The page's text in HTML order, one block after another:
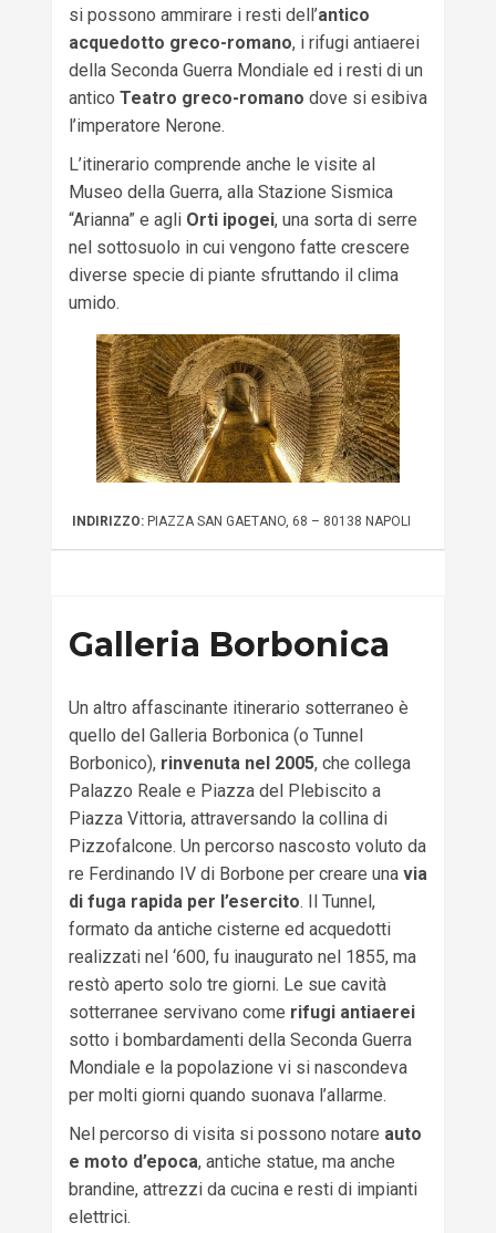
si possono ammirare i resti dell’antico
acquedotto greco-romano, i rifugi antiaerei
della Seconda Guerra Mondiale ed i resti di un
antico Teatro greco-romano dove si esibiva
l’imperatore Nerone.
L’itinerario comprende anche le visite al
Museo della Guerra, alla Stazione Sismica
“Arianna” e agli Orti ipogei, una sorta di serre
nel sottosuolo in cui vengono fatte crescere
diverse specie di piante sfruttando il clima
umido.
INDIRIZZO:PIAZZA SAN GAETANO, 68 – 80138 NAPOLI
Galleria Borbonica
Un altro affascinante itinerario sotterraneo è
quello del Galleria Borbonica (o Tunnel
Borbonico), rinvenuta nel 2005, che collega
Palazzo Reale e Piazza del Plebiscito a
Piazza Vittoria, attraversando la collina di
Pizzofalcone. Un percorso nascosto voluto da
re Ferdinando IV di Borbone per creare una via
di fuga rapida per l’esercito. Il Tunnel,
formato da antiche cisterne ed acquedotti
realizzati nel ‘600, fu inaugurato nel 1855, ma
restò aperto solo tre giorni. Le sue cavità
sotterranee servivano come rifugi antiaerei
sotto i bombardamenti della Seconda Guerra
Mondiale e la popolazione vi si nascondeva
per molti giorni quando suonava l’allarme.
Nel percorso di visita si possono notare auto
e moto d’epoca, antiche statue, ma anche
brandine, attrezzi da cucina e resti di impianti
elettrici.